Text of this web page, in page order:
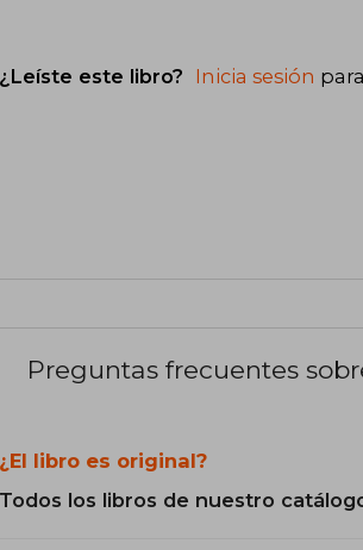
¿Leíste este libro? Inicia sesión
Preguntas frecuentes
¿El libro es original?
Todos los libros de nuestro